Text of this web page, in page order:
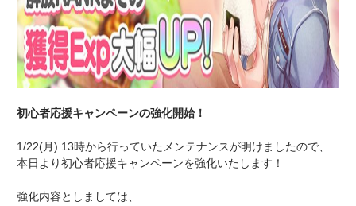
初心者応援キャンペーンの強化開始！
1/22(月) 13時から行っていたメンテナンスが明けましたので、
本日より初心者応援キャンペーンを強化いたします！
強化内容としましては、